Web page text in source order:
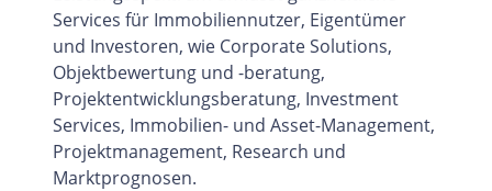
Services für Immobiliennutzer, Eigentümer
und Investoren, wie Corporate Solutions,
Objektbewertung und -beratung,
Projektentwicklungsberatung, Investment
Services, Immobilien- und Asset-Management,
Projektmanagement, Research und
Marktprognosen.